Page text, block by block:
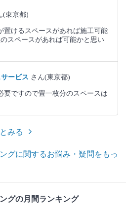
(東京都)
置けるスペースがあれば施工可能
スペースがあれば可能かと思い
ービス さん(東京都)
要ですので畳一枚分のスペースは
みる
グに関するお悩み・疑問をもっ
グの月間ランキング